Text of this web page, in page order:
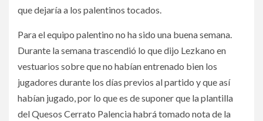
que dejaría a los palentinos tocados.
Para el equipo palentino no ha sido una buena semana.
Durante la semana trascendió lo que dijo Lezkano en
vestuarios sobre que no habían entrenado bien los
jugadores durante los días previos al partido y que así
habían jugado, por lo que es de suponer que la plantilla
del Quesos Cerrato Palencia habrá tomado nota de la